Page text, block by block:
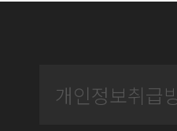
개인정보취급